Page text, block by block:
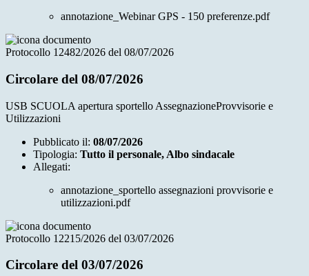
annotazione_Webinar GPS - 150 preferenze.pdf
Protocollo 12482/2026 del 08/07/2026
Circolare del 08/07/2026
USB SCUOLA apertura sportello AssegnazioneProvvisorie e
Utilizzazioni
Pubblicato il: 08/07/2026
Tipologia: Tutto il personale, Albo sindacale
Allegati:
annotazione_sportello assegnazioni provvisorie e
utilizzazioni.pdf
Protocollo 12215/2026 del 03/07/2026
Circolare del 03/07/2026